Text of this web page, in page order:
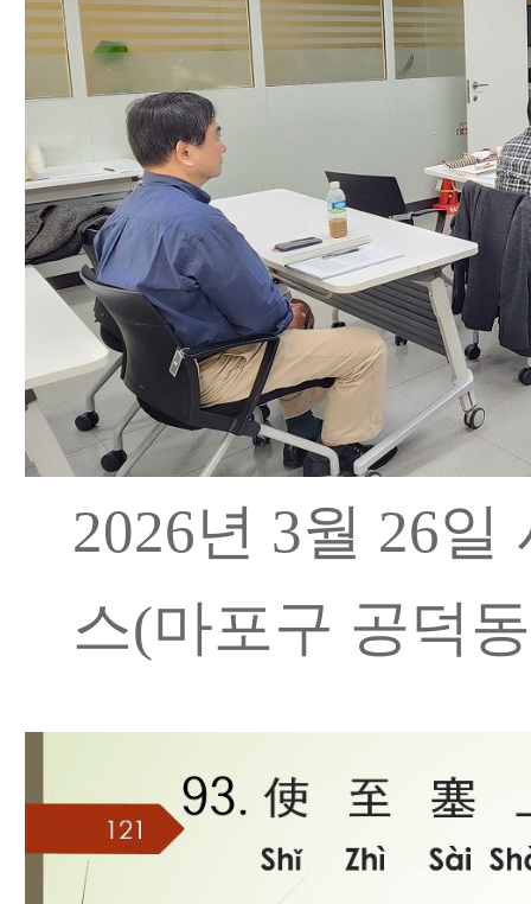
2026년 3월 26
스(마포구 공덕